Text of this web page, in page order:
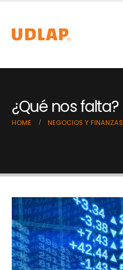
¿Qué nos falta?
HOME NEGOCIOS Y FINANZAS